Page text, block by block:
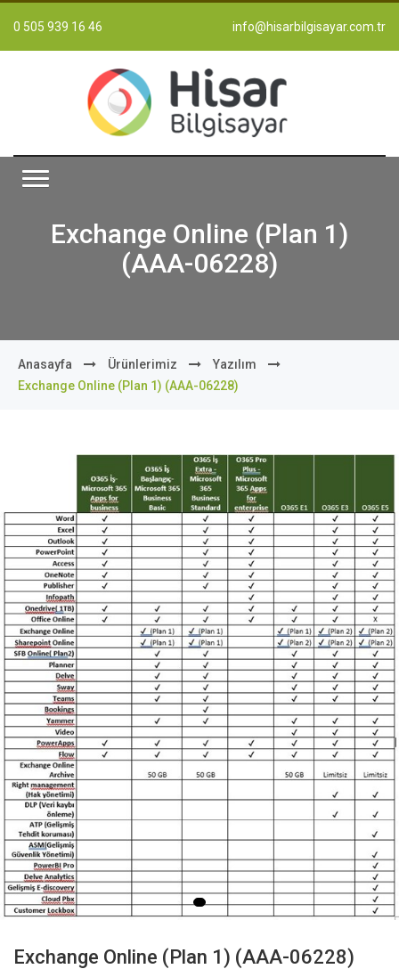
0 505 939 16 46 info@hisarbilgisayar.com.tr
Exchange Online (Plan 1)
(AAA-06228)
Anasayfa Ürünlerimiz
Yazılım
Exchange Online (Plan 1) (AAA-06228)
Exchange Online (Plan 1) (AAA-06228)